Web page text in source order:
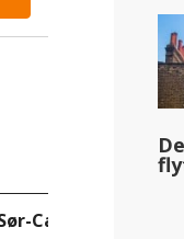
Carolina